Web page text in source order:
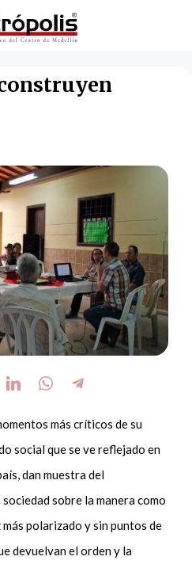
más críticos de su
social que se ve reflejado en
dan muestra del
sobre la manera como
polarizado y sin puntos de
devuelvan el orden y la